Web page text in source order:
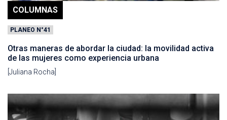
COLUMNAS
PLANEO N°41
Otras maneras de abordar la ciudad: la movilidad activa
de las mujeres como experiencia urbana
[Juliana Rocha]